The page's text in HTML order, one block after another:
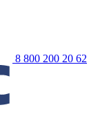
8 800 200 20 62